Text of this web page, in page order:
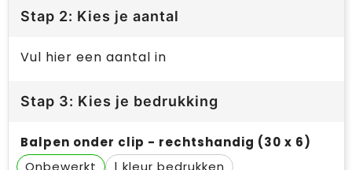
Stap 2: Kies je aantal
Vul hier een aantal in
Stap 3: Kies je bedrukking
Balpen onder clip - rechtshandig (30 x 6)
Onbewerkt
1